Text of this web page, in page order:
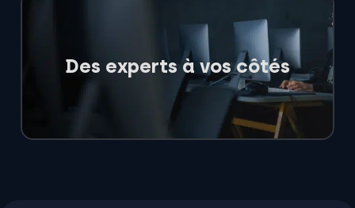
Des experts à vos côtés